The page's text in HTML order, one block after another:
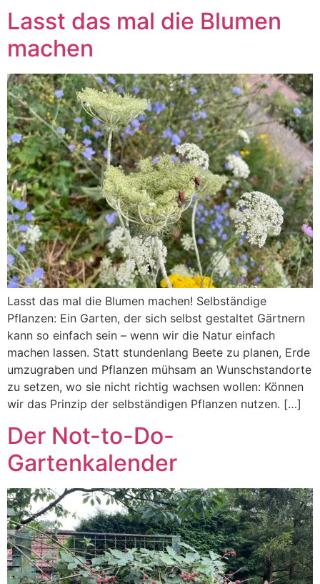
Lasst das mal die Blumen
machen
Lasst das mal die Blumen machen! Selbständige
Pflanzen: Ein Garten, der sich selbst gestaltet Gärtnern
kann so einfach sein – wenn wir die Natur einfach
machen lassen. Statt stundenlang Beete zu planen, Erde
umzugraben und Pflanzen mühsam an Wunschstandorte
zu setzen, wo sie nicht richtig wachsen wollen: Können
wir das Prinzip der selbständigen Pflanzen nutzen. […]
Der Not-to-Do-
Gartenkalender